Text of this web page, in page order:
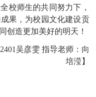
校师生的共同努力下，
果，为校园文化建设贡
创造更加美好的明天！
吴彦雯 指导老师：向
培滢】